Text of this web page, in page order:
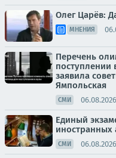
Олег Царёв:
МНЕНИЯ
Перечень
поступлении
заявила
Ямпольская
СМИ
Единый
иностранных
СМИ